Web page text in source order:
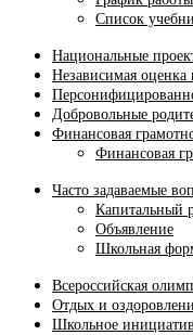
Список
Национальные
Независимая
Добровольные
Финансовая
Финансовая
Часто задаваемые
Капитальный
Объявление
Школьная
Всероссийская
Отдых и
Школьное